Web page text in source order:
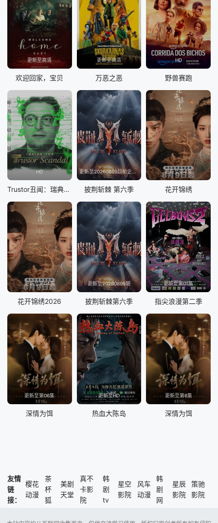
更新至高清
欢迎回家，宝贝
更新至高清
万恶之恶
HD
野兽赛跑
HD
Trustor丑闻：瑞典金融案内幕
更新至20260809超前企划第2期
披荆斩棘 第六季
更新至第4集
花开锦绣
更新至第04集
花开锦绣2026
更新至20260809期
披荆斩棘第六季
更新至第01集
指尖浪漫第二季
更新至第06集
深情为饵
更新至HD
热血大陈岛
更新至第6集
深情为饵
友情
链
接：
樱花
动漫
茶
杯
狐
美剧
天堂
真不
卡影
院
韩
剧
tv
星空
影院
风车
动漫
韩
剧
网
星辰
影院
策驰
影院